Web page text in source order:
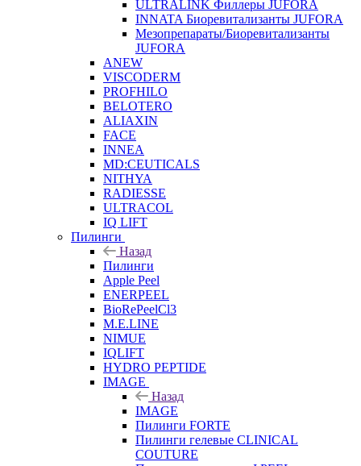
ULTRALINK Филлеры JUFORA
INNATA Биоревитализанты JUFORA
Мезопрепараты/Биоревитализанты
JUFORA
ANEW
VISCODERM
PROFHILO
BELOTERO
ALIAXIN
FACE
INNEA
MD:CEUTICALS
NITHYA
RADIESSE
ULTRACOL
IQ LIFT
Пилинги
Назад
Пилинги
Apple Peel
ENERPEEL
BioRePeelCl3
M.E.LINE
NIMUE
IQLIFT
HYDRO PEPTIDE
IMAGE
Назад
IMAGE
Пилинги FORTE
Пилинги гелевые CLINICAL
COUTURE